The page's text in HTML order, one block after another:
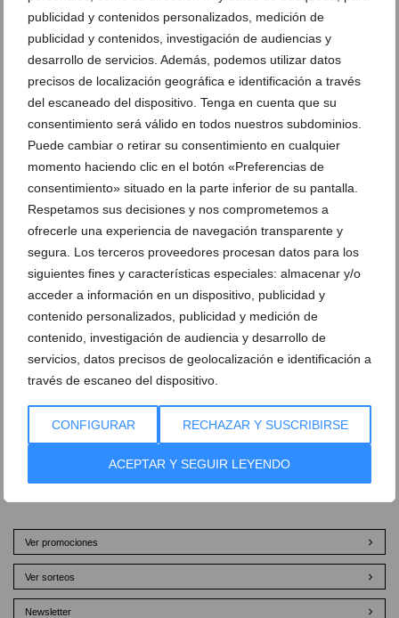
publicidad y contenidos personalizados, medición de
publicidad y contenidos, investigación de audiencias y
desarrollo de servicios. Además, podemos utilizar datos
precisos de localización geográfica e identificación a través
del escaneado del dispositivo. Tenga en cuenta que su
consentimiento será válido en todos nuestros subdominios.
Puede cambiar o retirar su consentimiento en cualquier
momento haciendo clic en el botón «Preferencias de
consentimiento» situado en la parte inferior de su pantalla.
Respetamos sus decisiones y nos comprometemos a
ofrecerle una experiencia de navegación transparente y
segura. Los terceros proveedores procesan datos para los
siguientes fines y características especiales: almacenar y/o
acceder a información en un dispositivo, publicidad y
contenido personalizados, publicidad y medición de
contenido, investigación de audiencia y desarrollo de
servicios, datos precisos de geolocalización e identificación a
través de escaneo del dispositivo.
CONFIGURAR RECHAZAR Y SUSCRIBIRSE
ACEPTAR Y SEGUIR LEYENDO
DEJA UN COMENTARIO
Ver promociones
Ver sorteos
Newsletter